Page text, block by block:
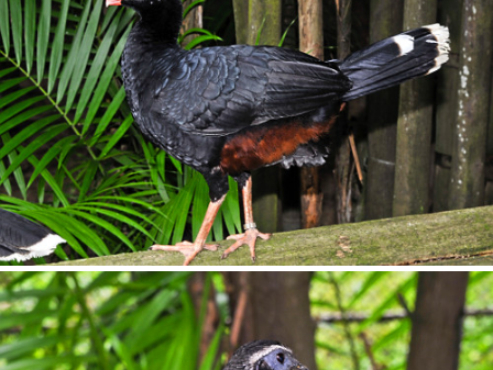
Tipo de projeto
Selecione
Utilização
Formato
Tamanho
FINALIZAR
CADASTRE-SE
SALVAR